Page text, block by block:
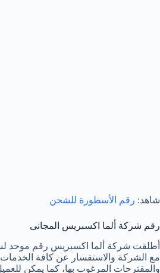
شاهد: رقم الأسطورة للشحن
رقم شركة ألما اكسبريس المجانى
أطلقت شركة ألما اكسبريس رقم موحد
مع الشركة والاستفسار عن كافة الخدمات
والمقترحات المرغوب بها، كما يمكن